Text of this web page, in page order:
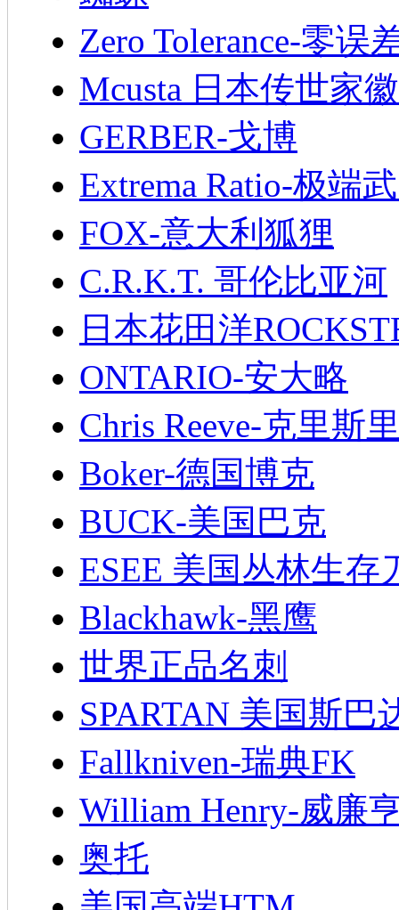
Zero Tolerance-零误
Mcusta 日本传世家徽
GERBER-戈博
Extrema Ratio-极端
FOX-意大利狐狸
C.R.K.T. 哥伦比亚河
日本花田洋
ONTARIO-安大略
Chris Reeve-克里斯
Boker-德国博克
BUCK-美国巴克
ESEE 美国丛林生存
Blackhawk-黑鹰
世界正品名刺
SPARTAN 美国斯巴
Fallkniven-瑞典FK
William Henry-威廉
奥托